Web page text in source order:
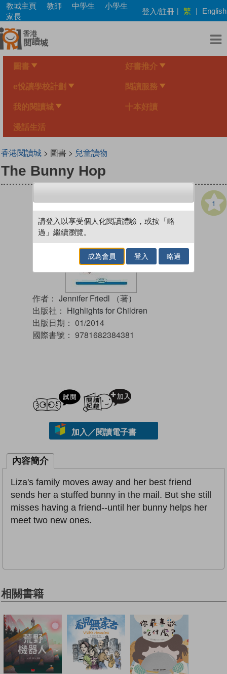
Skip
main
content
教城主頁 教師 中學生
小學生
家長
登入/註冊 | 繁 | English
圖書 好書推介
e悅讀學校計劃 閱讀服務
我的閱讀城 十本好讀
漫話生活
香港閱讀城> 圖書 > 兒童讀物
The Bunny Hop
1
作者： Jennifer Friedl （著）
出版社： Highlights for Children
出版日期： 01/2014
國際書號： 9781682384381
試閲
加入／閱讀電子書
內容簡介
Liza's family moves away and her best friend
sends her a stuffed bunny in the mail. But she still
misses having a friend--until her bunny helps her
meet two new ones.
相關書籍
請登入以享受個人化閱讀體驗，或按「略
過」繼續瀏覽。
成為會員 登入 略過